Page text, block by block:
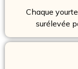
Chaque
surélevée